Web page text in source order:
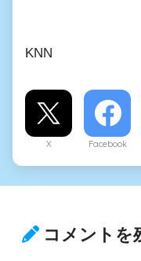
KNN
X Facebook
コメントを